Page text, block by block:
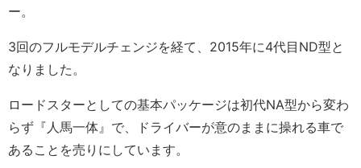
ー。
3回のフルモデルチェンジを経て、2015年に4代目ND型と
なりました。
ロードスターとしての基本パッケージは初代NA型から変わ
らず『人馬一体』で、ドライバーが意のままに操れる車で
あることを売りにしています。